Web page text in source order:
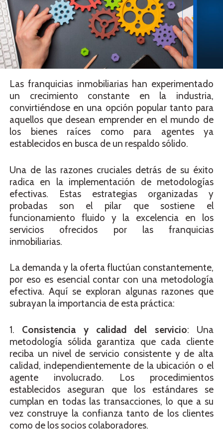
Las franquicias inmobiliarias han experimentado
un crecimiento constante en la industria,
convirtiéndose en una opción popular tanto para
aquellos que desean emprender en el mundo de
los bienes raíces como para agentes ya
establecidos en busca de un respaldo sólido.
Una de las razones cruciales detrás de su éxito
radica en la implementación de metodologías
efectivas. Estas estrategias organizadas y
probadas son el pilar que sostiene el
funcionamiento fluido y la excelencia en los
servicios ofrecidos por las franquicias
inmobiliarias.
La demanda y la oferta fluctúan constantemente,
por eso es esencial contar con una metodología
efectiva. Aquí se exploran algunas razones que
subrayan la importancia de esta práctica:
1. Consistencia y calidad del servicio: Una
metodología sólida garantiza que cada cliente
reciba un nivel de servicio consistente y de alta
calidad, independientemente de la ubicación o el
agente involucrado. Los procedimientos
establecidos aseguran que los estándares se
cumplan en todas las transacciones, lo que a su
vez construye la confianza tanto de los clientes
como de los socios colaboradores.